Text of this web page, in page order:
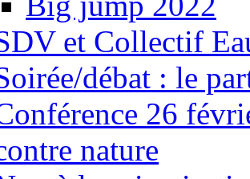
et Collectif
débat : le
26
nature